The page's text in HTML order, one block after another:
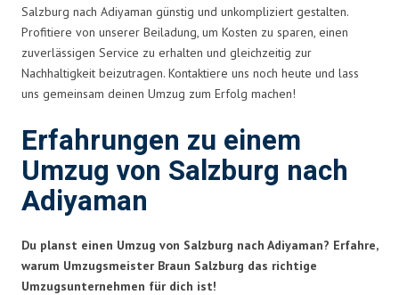
Salzburg nach Adiyaman günstig und unkompliziert gestalten.
Profitiere von unserer Beiladung, um Kosten zu sparen, einen
zuverlässigen Service zu erhalten und gleichzeitig zur
Nachhaltigkeit beizutragen. Kontaktiere uns noch heute und lass
uns gemeinsam deinen Umzug zum Erfolg machen!
Erfahrungen zu einem
Umzug von Salzburg nach
Adiyaman
Du planst einen Umzug von Salzburg nach Adiyaman? Erfahre,
warum Umzugsmeister Braun Salzburg das richtige
Umzugsunternehmen für dich ist!